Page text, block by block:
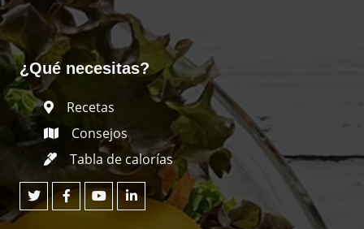
¿Qué necesitas?
Recetas
Consejos
Tabla de calorías